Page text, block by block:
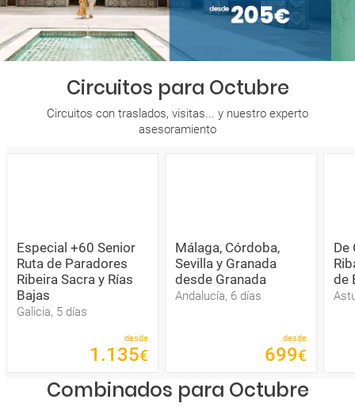
Circuitos para Octubre
Circuitos con traslados, visitas... y nuestro experto
asesoramiento
Especial +60 Senior
Ruta de Paradores
Ribeira Sacra y Rías
Bajas
Galicia, 5 días
desde
1 .135€
Málaga, Córdoba,
Sevilla y Granada
desde Granada
Andalucía, 6 días
desde
699€
De
de
Combinados para Octubre